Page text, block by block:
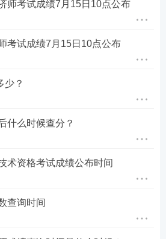
师考试成绩7月15日10点公布
考试成绩7月15日10点公布
少？
什么时候查分？
术资格考试成绩公布时间
查询时间